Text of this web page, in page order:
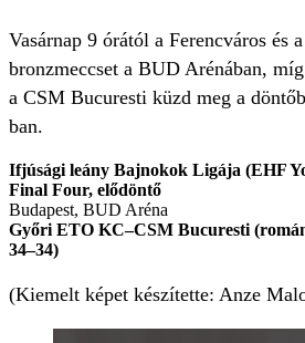
Vasárnap 9 órától a Ferencváros és
bronzmeccset a BUD Arénában,
a CSM Bucuresti küzd meg a
ban.
Ifjúsági leány Bajnokok Ligája (EHF
Final Four, elődöntő
Budapest, BUD Aréna
Győri ETO KC–CSM Bucuresti
34–34)
(Kiemelt képet készítette: Anze